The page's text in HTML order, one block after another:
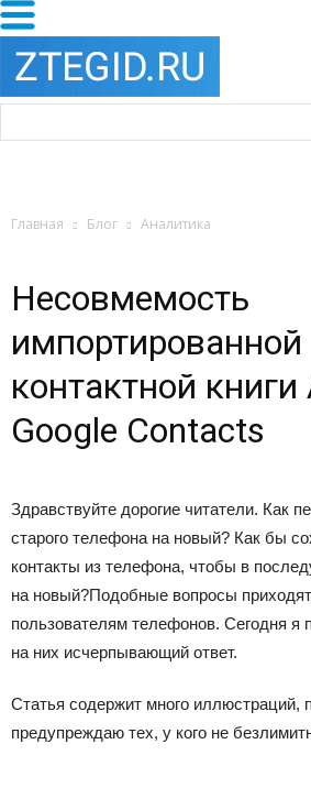
Главная Блог Аналитика
Несовмемость
импортированной
контактной книги
Google Contacts
Здравствуйте дорогие читатели. Как
старого телефона на новый? Как бы
контакты из телефона, чтобы в
на новый?Подобные вопросы
пользователям телефонов. Сегодня я
на них исчерпывающий ответ.
Статья содержит много иллюстраций,
предупреждаю тех, у кого не